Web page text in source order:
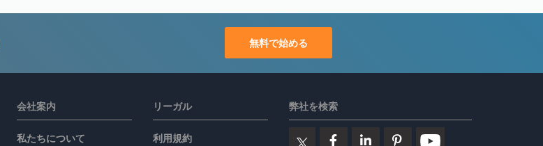
無料で始める
会社案内
私たちについて
リーガル
利用規約
弊社を検索